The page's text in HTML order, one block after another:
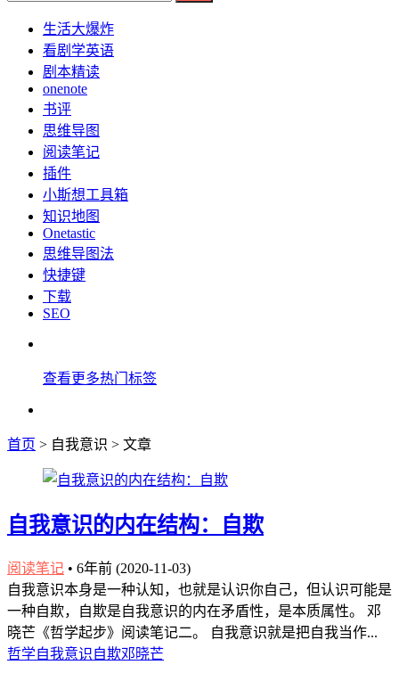
生活大爆炸
看剧学英语
剧本精读
onenote
书评
思维导图
阅读笔记
插件
小斯想工具箱
知识地图
Onetastic
思维导图法
快捷键
下载
SEO
查看更多热门标签
首页 > 自我意识 > 文章
自我意识的内在结构：自欺
阅读笔记 • 6年前 (2020-11-03)
自我意识本身是一种认知，也就是认识你自己，但认识可能是
一种自欺，自欺是自我意识的内在矛盾性，是本质属性。 邓
晓芒《哲学起步》阅读笔记二。 自我意识就是把自我当作...
哲学自我意识自欺邓晓芒